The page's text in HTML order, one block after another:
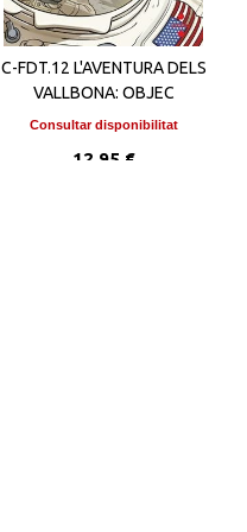
C-FDT.12 L'AVENTURA DELS
VALLBONA: OBJEC
Consultar disponibilitat
12,95 €